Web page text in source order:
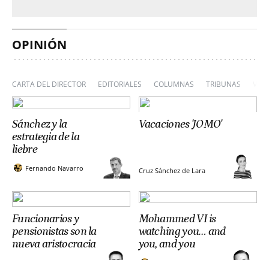
OPINIÓN
CARTA DEL DIRECTOR EDITORIALES COLUMNAS TRIBUNAS
Sánchez y la
estrategia de la
liebre
Fernando Navarro
Vacaciones 'JOMO'
Cruz Sánchez de Lara
Funcionarios y
pensionistas son la
nueva aristocracia
Mohammed VI is
watching you… and
you, and you